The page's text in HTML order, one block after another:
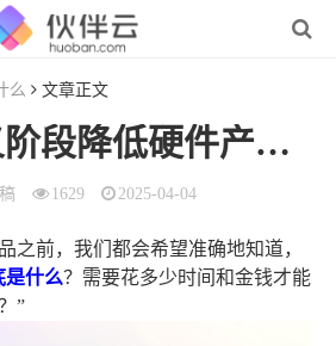
么 文章正文
如何在定义阶段降低硬件产品设计风险？
1629 2025-04-04
之前，我们都会希望准确地知道，
是什么？需要花多少时间和金钱才能
”